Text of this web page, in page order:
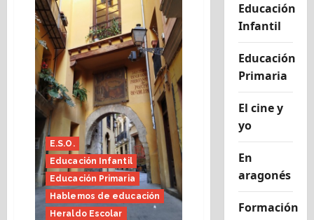
E.S.O.
Educación Infantil
Educación Primaria
Hablemos de educación
Heraldo Escolar
Educación
Infantil
Educación
Primaria
El cine y
yo
En
aragonés
Formación